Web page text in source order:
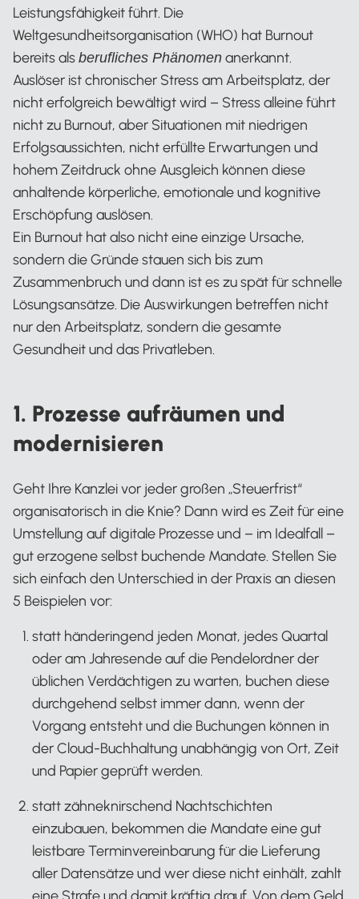
Leistungsfähigkeit führt. Die
Weltgesundheitsorganisation (WHO) hat Burnout
bereits als berufliches Phänomen anerkannt.
Auslöser ist chronischer Stress am Arbeitsplatz, der
nicht erfolgreich bewältigt wird – Stress alleine führt
nicht zu Burnout, aber Situationen mit niedrigen
Erfolgsaussichten, nicht erfüllte Erwartungen und
hohem Zeitdruck ohne Ausgleich können diese
anhaltende körperliche, emotionale und kognitive
Erschöpfung auslösen.
Ein Burnout hat also nicht eine einzige Ursache,
sondern die Gründe stauen sich bis zum
Zusammenbruch und dann ist es zu spät für schnelle
Lösungsansätze. Die Auswirkungen betreffen nicht
nur den Arbeitsplatz, sondern die gesamte
Gesundheit und das Privatleben.
1. Prozesse aufräumen und
modernisieren
Geht Ihre Kanzlei vor jeder großen „Steuerfrist“
organisatorisch in die Knie? Dann wird es Zeit für eine
Umstellung auf digitale Prozesse und – im Idealfall –
gut erzogene selbst buchende Mandate. Stellen Sie
sich einfach den Unterschied in der Praxis an diesen
5 Beispielen vor:
statt händeringend jeden Monat, jedes Quartal
oder am Jahresende auf die Pendelordner der
üblichen Verdächtigen zu warten, buchen diese
durchgehend selbst immer dann, wenn der
Vorgang entsteht und die Buchungen können in
der Cloud-Buchhaltung unabhängig von Ort, Zeit
und Papier geprüft werden.
statt zähneknirschend Nachtschichten
einzubauen, bekommen die Mandate eine gut
leistbare Terminvereinbarung für die Lieferung
aller Datensätze und wer diese nicht einhält, zahlt